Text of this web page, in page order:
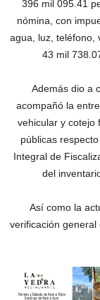
396 mil 095.41
nómina, con
agua, luz, teléfono,
43 mil
Además dio a
acompañó la
vehicular y cotejo
públicas
Integral de
del
Así como la
verificación